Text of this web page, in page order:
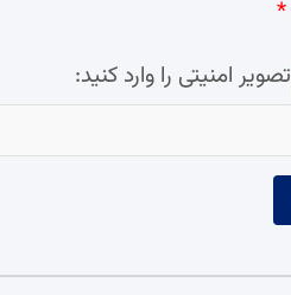
*
تصویر امنیتی را وارد کنید: